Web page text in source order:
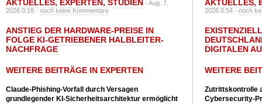
AKTUELLES, EXPERTEN, STUDIEN - Aug. 7,
2026 0:18 -noch keine Kommentare
ANSTIEG DER HARDWARE-PREISE IN
FOLGE KI-GETRIEBENER HALBLEITER-
NACHFRAGE
WEITERE BEITRÄGE IN EXPERTEN
Claude-Phishing-Vorfall durch Versagen
grundlegender KI-Sicherheitsarchitektur ermöglicht
AKTUELLES,
2026 0:54 -noch
DIGITALEN
WEITERE
Zutrittskontrolle
Cybersecurity-